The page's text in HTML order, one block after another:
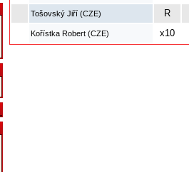
Tošovský Jiří (CZE) R
Kořístka Robert (CZE) x10